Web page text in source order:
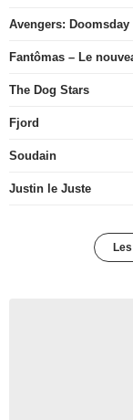
Avengers: Doomsday
Fantômas – Le
The Dog Stars
Fjord
Soudain
Justin le Juste